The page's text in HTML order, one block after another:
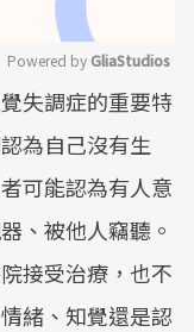
Mute
Powered by GliaStudios
失調症的重要特
為自己沒有生
可能認為有人意
、被他人竊聽。
接受治療，也不
緒、知覺還是認